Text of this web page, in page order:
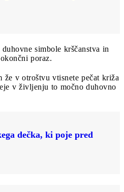
simbole krščanstva in
poraz.
že v otroštvu vtisnete pečat križa
v življenju to močno duhovno
dečka, ki poje pred